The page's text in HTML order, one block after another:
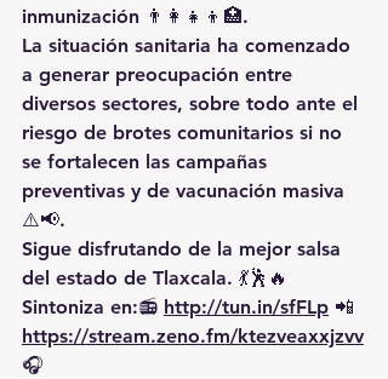
inmunización 👨‍👩‍👧‍👦🏥.
La situación sanitaria ha comenzado
a generar preocupación entre
diversos sectores, sobre todo ante el
riesgo de brotes comunitarios si no
se fortalecen las campañas
preventivas y de vacunación masiva
⚠️📢.
Sigue disfrutando de la mejor salsa
del estado de Tlaxcala. 💃🕺🔥
Sintoniza en:📻 http://tun.in/sfFLp 📲
https://stream.zeno.fm/ktezveaxxjzvv
🎧